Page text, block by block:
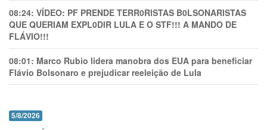
08:24: VÍDEO: PF PRENDE TERR0RlSTAS B0LSONARlSTAS
QUE QUERIAM EXPL0DlR LULA E O STF!!! A MANDO DE
FLÁVIO!!!
08:01: Marco Rubio lidera manobra dos EUA para beneficiar
Flávio Bolsonaro e prejudicar reeleição de Lula
5/8/2026